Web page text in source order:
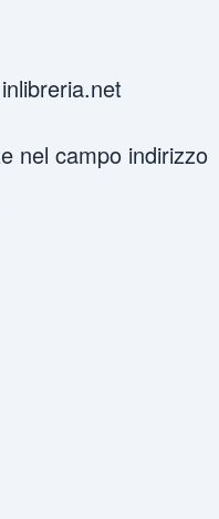
nel campo indirizzo